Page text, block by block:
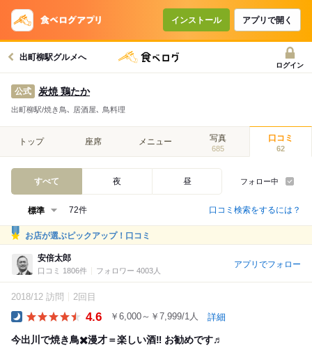
インストール アプリで開く
出町柳駅グルメへ
ログイン
公式 炭焼 鶏たか
出町柳駅/焼き鳥､ 居酒屋､ 鳥料理
トップ 座席 メニュー 写真
685
口コミ
62
すべて 夜 昼 フォロー中
72件 口コミ検索をするには？
お店が選ぶピックアップ！口コミ
安倍太郎
口コミ 1806件 フォロワー 4003人
アプリでフォロー
2018/12 訪問 2回目
4.6 ￥6,000～￥7,999/1人 詳細
今出川で焼き鳥✖️漫才＝楽しい酒‼︎ お勧めです♬